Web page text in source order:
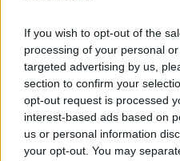
If you wish to opt-out of the
processing of your personal
targeted advertising by us,
section to confirm your
opt-out request is processed
interest-based ads based on
us or personal information
your opt-out. You may
Rekordmeleg napok jönnek!